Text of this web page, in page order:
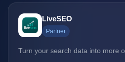
LiveSEO
Partner
Turn your search data into more